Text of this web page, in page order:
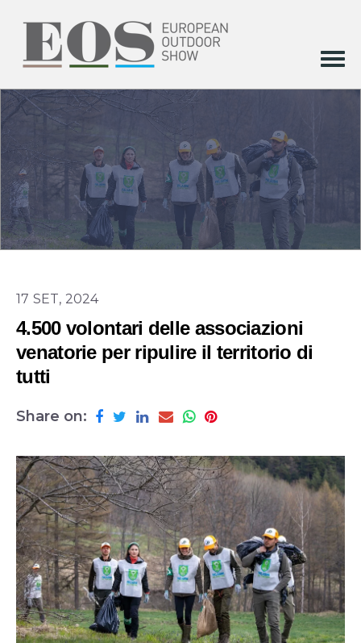
17 SET, 2024
4.500 volontari delle associazioni
venatorie per ripulire il territorio di
tutti
Share on: